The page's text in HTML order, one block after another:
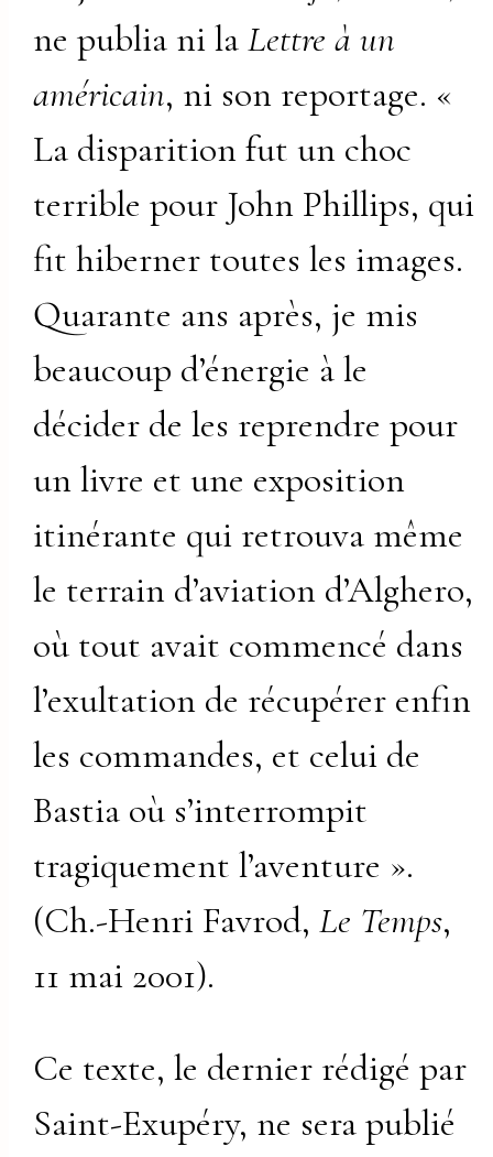
ne publia ni laLettre à un
américain, ni son reportage. «
La disparition fut un choc
terrible pour John Phillips, qui
fit hiberner toutes les images.
Quarante ans après, je mis
beaucoup d’énergie à le
décider de les reprendre pour
un livre et une exposition
itinérante qui retrouva même
le terrain d’aviation d’Alghero,
où tout avait commencé dans
l’exultation de récupérer enfin
les commandes, et celui de
Bastia où s’interrompit
tragiquement l’aventure ».
(Ch.-Henri Favrod,Le Temps,
11 mai 2001).
Ce texte, le dernier rédigé par
Saint-Exupéry, ne sera publié